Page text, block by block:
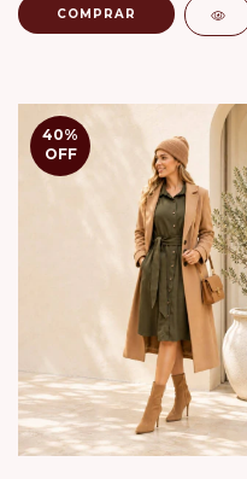
COMPRAR
40%
OFF